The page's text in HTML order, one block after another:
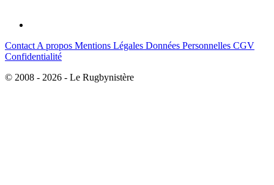
Contact A propos Mentions Légales Données Personnelles CGV
Confidentialité
© 2008 - 2026 - Le Rugbynistère